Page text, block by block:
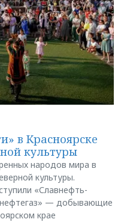
в Красноярске
культуры
народов мира в
культуры.
«Славнефть-
— добывающие
крае